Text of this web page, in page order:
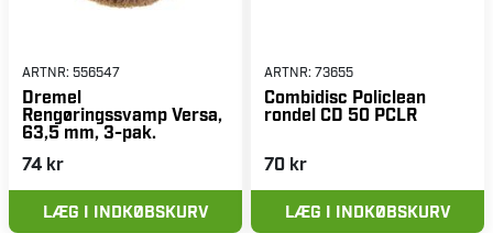
ARTNR: 556547
Dremel
Rengøringssvamp Versa,
63,5 mm, 3-pak.
74 kr
LÆG I INDKØBSKURV
ARTNR: 73655
Combidisc Policlean
rondel CD 50 PCLR
70 kr
LÆG I INDKØBSKURV